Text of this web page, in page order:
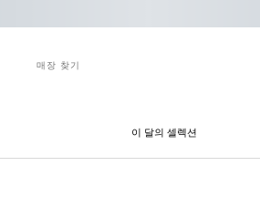
매장 찾기
이 달의 셀렉션